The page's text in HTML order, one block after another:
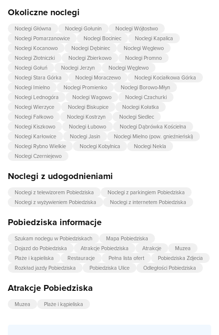
Okoliczne noclegi
Noclegi Główna Noclegi Gołunin
Noclegi Wójtostwo
Noclegi Pomarzanowice
Noclegi Bociniec
Noclegi Kapalica
Noclegi Kocanowo
Noclegi Dębiniec
Noclegi Węglewo
Noclegi Złotniczki
Noclegi Zbierkowo
Noclegi Promno
Noclegi Gołuń
Noclegi Jerzyn
Noclegi Węglewo
Noclegi Stara Górka
Noclegi Moraczewo
Noclegi Kociałkowa Górka
Noclegi Imielno
Noclegi Promienko
Noclegi Borowo-Młyn
Noclegi Lednogóra
Noclegi Wagowo
Noclegi Czachurki
Noclegi Wierzyce
Noclegi Biskupice
Noclegi Kołatka
Noclegi Fałkowo
Noclegi Kostrzyn
Noclegi Siedlec
Noclegi Kiszkowo
Noclegi Łubowo
Noclegi Dąbrówka Kościelna
Noclegi Karłowice
Noclegi Jasin
Noclegi Mielno (pow. gnieźnieński)
Noclegi Rybno Wielkie
Noclegi Kobylnica
Noclegi Nekla
Noclegi Czerniejewo
Noclegi z udogodnieniami
Noclegi z telewizorem Pobiedziska
Noclegi z parkingiem Pobiedziska
Noclegi z wyżywieniem Pobiedziska
Noclegi z internetem Pobiedziska
Pobiedziska informacje
Szukam noclegu w Pobiedziskach
Mapa Pobiedziska
Dojazd do Pobiedziska
Atrakcje Pobiedziska Atrakcje
Muzea
Plaże i kąpieliska
Restauracje Pełna lista ofert
Pobiedziska Zdjecia
Rozkład jazdy Pobiedziska
Pobiedziska Ulice Odległości Pobiedziska
Atrakcje Pobiedziska
Muzea Plaże i kąpieliska